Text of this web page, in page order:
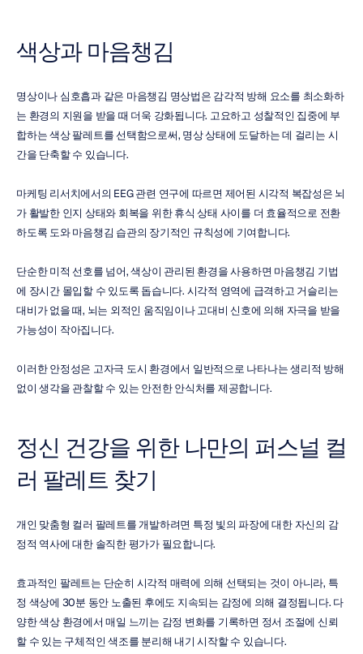
색상과 마음챙김
명상이나 심호흡과 같은 마음챙김 명상법은 감각적 방해 요소를 최소화하
는 환경의 지원을 받을 때 더욱 강화됩니다. 고요하고 성찰적인 집중에 부
합하는 색상 팔레트를 선택함으로써, 명상 상태에 도달하는 데 걸리는 시
간을 단축할 수 있습니다.
마케팅 리서치에서의 EEG 관련 연구에 따르면 제어된 시각적 복잡성은 뇌
가 활발한 인지 상태와 회복을 위한 휴식 상태 사이를 더 효율적으로 전환
하도록 도와 마음챙김 습관의 장기적인 규칙성에 기여합니다.
단순한 미적 선호를 넘어, 색상이 관리된 환경을 사용하면 마음챙김 기법
에 장시간 몰입할 수 있도록 돕습니다. 시각적 영역에 급격하고 거슬리는
대비가 없을 때, 뇌는 외적인 움직임이나 고대비 신호에 의해 자극을 받을
가능성이 작아집니다.
이러한 안정성은 고자극 도시 환경에서 일반적으로 나타나는 생리적 방해
없이 생각을 관찰할 수 있는 안전한 안식처를 제공합니다.
정신 건강을 위한 나만의 퍼스널 컬
러 팔레트 찾기
개인 맞춤형 컬러 팔레트를 개발하려면 특정 빛의 파장에 대한 자신의 감
정적 역사에 대한 솔직한 평가가 필요합니다.
효과적인 팔레트는 단순히 시각적 매력에 의해 선택되는 것이 아니라, 특
정 색상에 30분 동안 노출된 후에도 지속되는 감정에 의해 결정됩니다. 다
양한 색상 환경에서 매일 느끼는 감정 변화를 기록하면 정서 조절에 신뢰
할 수 있는 구체적인 색조를 분리해 내기 시작할 수 있습니다.